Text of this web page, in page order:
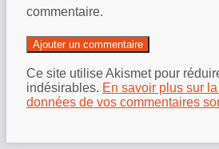
commentaire.
Ce site utilise Akismet pour
indésirables. En savoir plus sur
données de vos commentaires